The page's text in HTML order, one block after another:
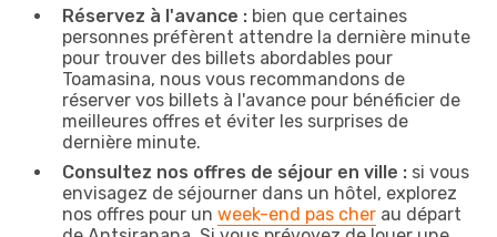
Réservez à l'avance : bien que certaines
personnes préfèrent attendre la dernière minute
pour trouver des billets abordables pour
Toamasina, nous vous recommandons de
réserver vos billets à l'avance pour bénéficier de
meilleures offres et éviter les surprises de
dernière minute.
Consultez nos offres de séjour en ville : si vous
envisagez de séjourner dans un hôtel, explorez
nos offres pour un week-end pas cher au départ